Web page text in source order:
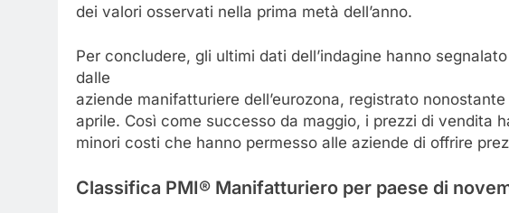
dei valori osservati nella prima metà dell’anno.
Per concludere, gli ultimi dati dell’indagine hanno
dalle
aziende manifatturiere dell’eurozona, registrato
aprile. Così come successo da maggio, i prezzi di vendita
minori costi che hanno permesso alle aziende di offrire
Classifica PMI® Manifatturiero per paese di